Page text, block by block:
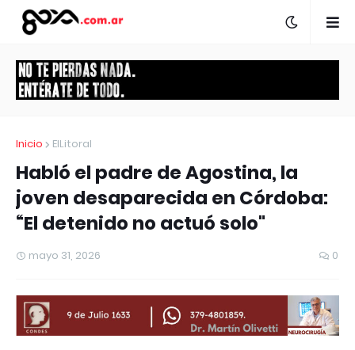
Inicio ElLitoral
Habló el padre de Agostina, la
joven desaparecida en Córdoba:
“El detenido no actuó solo"
mayo 31, 2026 0